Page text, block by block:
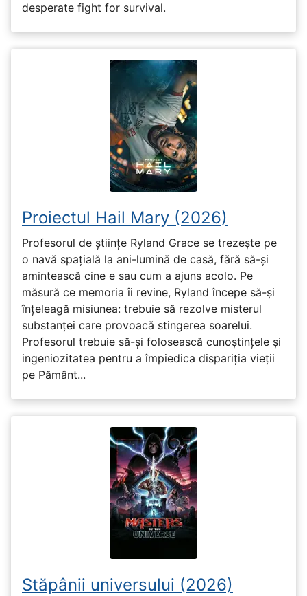
desperate fight for survival.
Proiectul Hail Mary (2026)
Profesorul de științe Ryland Grace se trezește pe
o navă spațială la ani-lumină de casă, fără să-și
amintească cine e sau cum a ajuns acolo. Pe
măsură ce memoria îi revine, Ryland începe să-și
înțeleagă misiunea: trebuie să rezolve misterul
substanței care provoacă stingerea soarelui.
Profesorul trebuie să-și folosească cunoștințele și
ingeniozitatea pentru a împiedica dispariția vieții
pe Pământ...
Stăpânii universului (2026)